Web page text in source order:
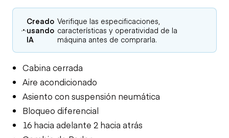
Creado
usando
IA
Verifique las especificaciones,
características y operatividad de la
máquina antes de comprarla.
Cabina cerrada
Aire acondicionado
Asiento con suspensión neumática
Bloqueo diferencial
16 hacia adelante 2 hacia atrás